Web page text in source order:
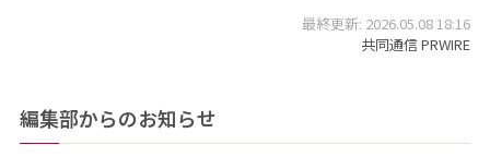
最終更新: 2026.05.08 18:16
共同通信 PRWIRE
編集部からのお知らせ